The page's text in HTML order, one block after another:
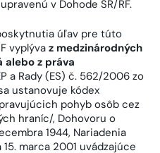
upravenú v Dohode SR/RF.
úľav pre túto
vyplýva z medzinárodných
alebo z práva
a Rady (ES) č. 562/2006 zo
ustanovuje kódex
pohyb osôb cez
hraníc/, Dohovoru o
1944, Nariadenia
marca 2001 uvádzajúce